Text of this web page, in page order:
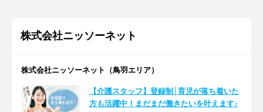
株式会社ニッソーネット
株式会社ニッソーネット（鳥羽エリア）
【介護スタッフ】登録制│育児が落ち着いた
方も活躍中！まだまだ働きたいを叶えます♪